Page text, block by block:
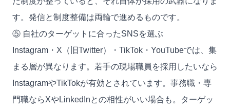
す。発信と制度整備は両輪で進めるものです。
⑤ 自社のターゲットに合ったSNSを選ぶ
Instagram・X（旧Twitter）・TikTok・YouTubeでは、集
まる層が異なります。若手の現場職員を採用したいなら
InstagramやTikTokが有効とされています。事務職・専
門職ならXやLinkedInとの相性がいい場合も。ターゲッ